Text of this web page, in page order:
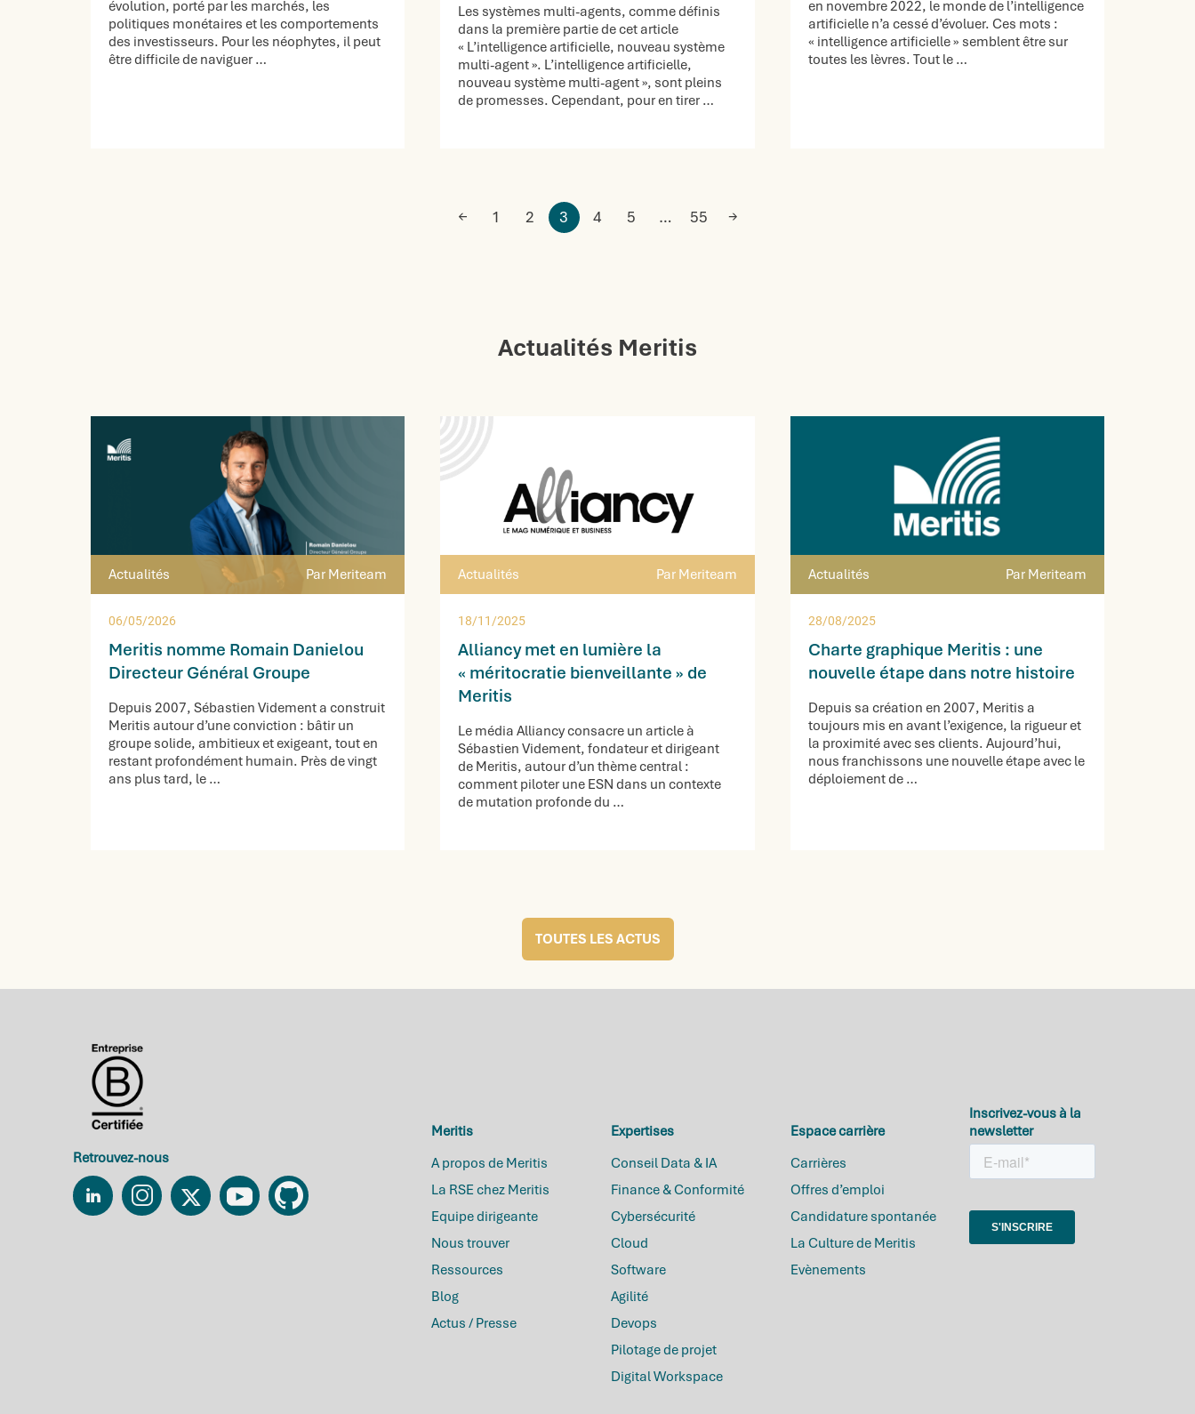
évolution, porté par les marchés, les
politiques monétaires et les comportements
des investisseurs. Pour les néophytes, il peut
être difficile de naviguer …
Les systèmes multi-agents, comme définis
dans la première partie de cet article
« L’intelligence artificielle, nouveau système
multi-agent ». L’intelligence artificielle,
nouveau système multi-agent », sont pleins
de promesses. Cependant, pour en tirer …
en novembre 2022, le monde de l’intelligence
artificielle n’a cessé d’évoluer. Ces mots :
« intelligence artificielle » semblent être sur
toutes les lèvres. Tout le …
← 1 2 3 4 5 … 55 →
Actualités Meritis
Actualités Par Meriteam
06/05/2026
Meritis nomme Romain Danielou
Directeur Général Groupe
Depuis 2007, Sébastien Videment a construit
Meritis autour d’une conviction : bâtir un
groupe solide, ambitieux et exigeant, tout en
restant profondément humain. Près de vingt
ans plus tard, le …
Actualités Par Meriteam
18/11/2025
Alliancy met en lumière la
« méritocratie bienveillante » de
Meritis
Le média Alliancy consacre un article à
Sébastien Videment, fondateur et dirigeant
de Meritis, autour d’un thème central :
comment piloter une ESN dans un contexte
de mutation profonde du …
Actualités Par Meriteam
28/08/2025
Charte graphique Meritis : une
nouvelle étape dans notre histoire
Depuis sa création en 2007, Meritis a
toujours mis en avant l’exigence, la rigueur et
la proximité avec ses clients. Aujourd’hui,
nous franchissons une nouvelle étape avec le
déploiement de …
TOUTES LES ACTUS
Retrouvez-nous
LinkedinInstagramTwitter YouTube Github
Meritis
A propos de Meritis
La RSE chez Meritis
Equipe dirigeante
Nous trouver
Ressources
Blog
Actus / Presse
Expertises
Conseil Data & IA
Finance & Conformité
Cybersécurité
Cloud
Software
Agilité
Devops
Pilotage de projet
Digital Workspace
Espace carrière
Carrières
Offres d’emploi
Candidature spontanée
La Culture de Meritis
Evènements
Inscrivez-vous à la
newsletter